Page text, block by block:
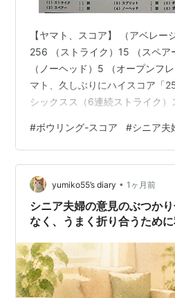
【ヤマト、スコア】 （アベレー
256 （ストライク）15 （スペア
（ノーヘッド）5 （オープンフ
マト、久しぶりにハイスコア「
シックスス（6連続ストライク
ク）2 （スペアー）13 （スプリ
11 （オープンフレーム）15 （
プ！？だんだんヘタになる😭 【
内、Aボウリング場 【自己紹介
半 （妻）サチ、60代前半 （住…
#ボウリング-スコア #シニア夫
yumiko55’s diary • 1ヶ月前
シニア夫婦の意見のぶつか
なく、うまく折り合うため